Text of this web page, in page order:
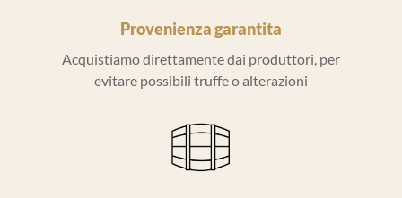
Provenienza garantita
Acquistiamo direttamente dai produttori, per
evitare possibili truffe o alterazioni